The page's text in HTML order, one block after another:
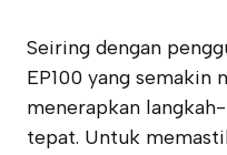
Seiring dengan
EP100 yang semakin
menerapkan
tepat. Untuk